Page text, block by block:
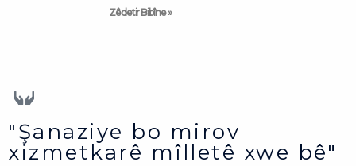
Zêdetir Bibîne »
"Şanaziye bo mirov
xizmetkarê mîlletê xwe bê"